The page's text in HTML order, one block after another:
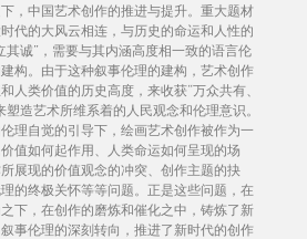
，中国艺术创作的推进与提升。重大题材
代的大风云相连，与历史的命运和人性的
其诚”，需要与其内涵高度相一致的语言伦
构。由于这种叙事伦理的建构，艺术创作
人类价值的历史高度，来收获“万众共有、
造艺术所维系着的人民观念和伦理意识。
理自觉的引导下，绘画艺术创作被作为一
值如何起作用、人类命运如何呈现的场
展现的价值观念的冲突、创作主题的抉
的终极关怀等等问题。正是这些问题，在
下，在创作的磨炼和催化之中，铸炼了新
事伦理的深刻转向，推进了新时代的创作